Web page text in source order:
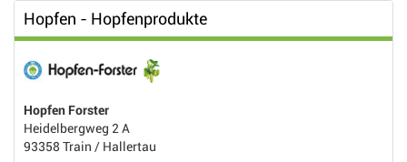
Hopfen - Hopfenprodukte
Hopfen Forster
Heidelbergweg 2 A
93358 Train / Hallertau